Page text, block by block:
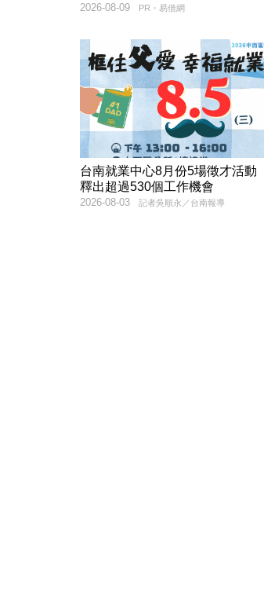
PR・易借網
2026-08-09
台南就業中心8月份5場徵才活動
釋出超過530個工作機會
記者吳順永／台南報導
2026-08-03